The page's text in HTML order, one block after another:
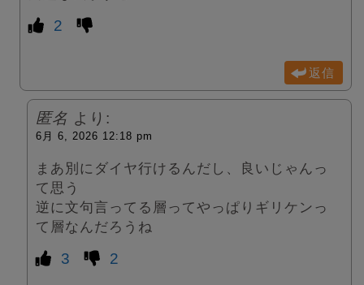
2
返信
匿名 より:
6月 6, 2026 12:18 pm
まあ別にダイヤ行けるんだし、良いじゃんっ
て思う
逆に文句言ってる層ってやっぱりギリケンっ
て層なんだろうね
3 2